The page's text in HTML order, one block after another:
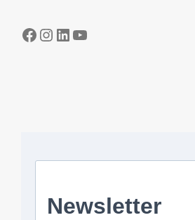
Facebook
Instagram
LinkedIn
YouTube